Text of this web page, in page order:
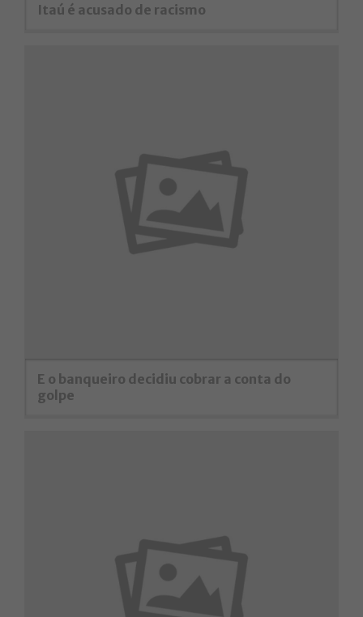
Itaú é acusado de racismo
E o banqueiro decidiu cobrar a conta do
golpe